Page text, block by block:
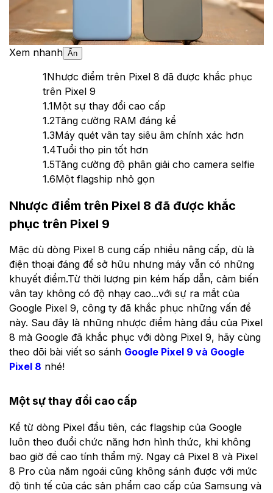
Xem nhanh Ẩn
1Nhược điểm trên Pixel 8 đã được khắc phục
trên Pixel 9
1.1Một sự thay đổi cao cấp
1.2Tăng cường RAM đáng kể
1.3Máy quét vân tay siêu âm chính xác hơn
1.4Tuổi thọ pin tốt hơn
1.5Tăng cường độ phân giải cho camera selfie
1.6Một flagship nhỏ gọn
Nhược điểm trên Pixel 8 đã được khắc
phục trên Pixel 9
Mặc dù dòng Pixel 8 cung cấp nhiều nâng cấp, dù là
điện thoại đáng để sở hữu nhưng máy vẫn có những
khuyết điểm.Từ thời lượng pin kém hấp dẫn, cảm biến
vân tay không có độ nhạy cao...với sự ra mắt của
Google Pixel 9, công ty đã khắc phục những vấn đề
này. Sau đây là những nhược điểm hàng đầu của Pixel
8 mà Google đã khắc phục với dòng Pixel 9, hãy cùng
theo dõi bài viết so sánh Google Pixel 9 và Google
Pixel 8 nhé!
Một sự thay đổi cao cấp
Kể từ dòng Pixel đầu tiên, các flagship của Google
luôn theo đuổi chức năng hơn hình thức, khi không
bao giờ đề cao tính thẩm mỹ. Ngay cả Pixel 8 và Pixel
8 Pro của năm ngoái cũng không sánh được với mức
độ tinh tế của các sản phẩm cao cấp của Samsung và